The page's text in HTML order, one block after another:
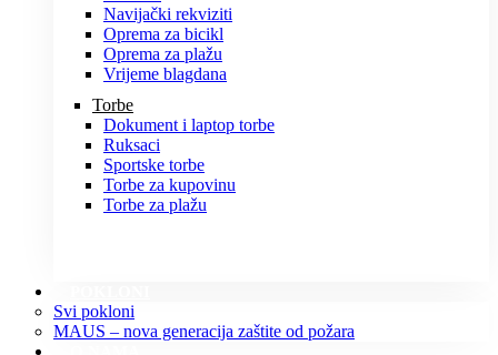
Navijački rekviziti
Oprema za bicikl
Oprema za plažu
Vrijeme blagdana
Torbe
Dokument i laptop torbe
Ruksaci
Sportske torbe
Torbe za kupovinu
Torbe za plažu
Svi pokloni
MAUS – nova generacija zaštite od požara